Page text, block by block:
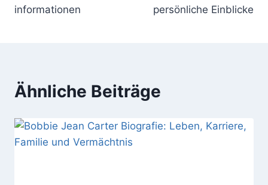
informationen
persönliche Einblicke
Ähnliche Beiträge